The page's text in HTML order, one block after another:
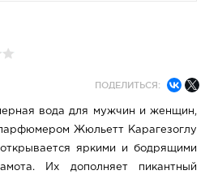
ПОДЕЛИТЬСЯ:
вода для мужчин и женщин,
Жюльетт Карагезоглу
яркими и бодрящими
Их дополняет пикантный